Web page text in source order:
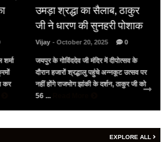
कर
उमड़ा श्रद्धा का सैलाब, ठाकुर
जी ने धारण की सुनहरी पोशाक
Vijay - October 20, 2025 0
जयपुर के गोविंददेव जी मंदिर में दीपोत्सव के
दौरान हजारों श्रद्धालु पहुंचे अन्नकूट उत्सव पर
नहीं होंगे राजभोग झांकी के दर्शन, ठाकुर जी को
56 ...
EXPLORE ALL